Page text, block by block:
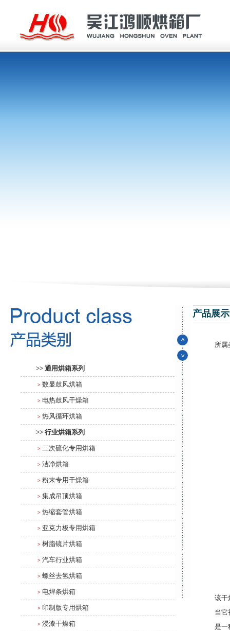
>> 通用烘箱系列
> 数显鼓风烘箱
> 电热鼓风干燥箱
> 热风循环烘箱
>> 行业烘箱系列
> 二次硫化专用烘箱
> 洁净烘箱
> 粉末专用干燥箱
> 集成吊顶烘箱
> 热缩套管烘箱
> 亚克力板专用烘箱
> 树脂镜片烘箱
> 汽车行业烘箱
> 螺丝去氢烘箱
> 电焊条烘箱
> 印制版专用烘箱
> 浸漆干燥箱
产品展示
所属
该干
当它
是一